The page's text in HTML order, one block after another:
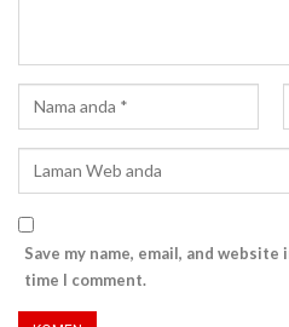
Save my name, email, and
time I comment.